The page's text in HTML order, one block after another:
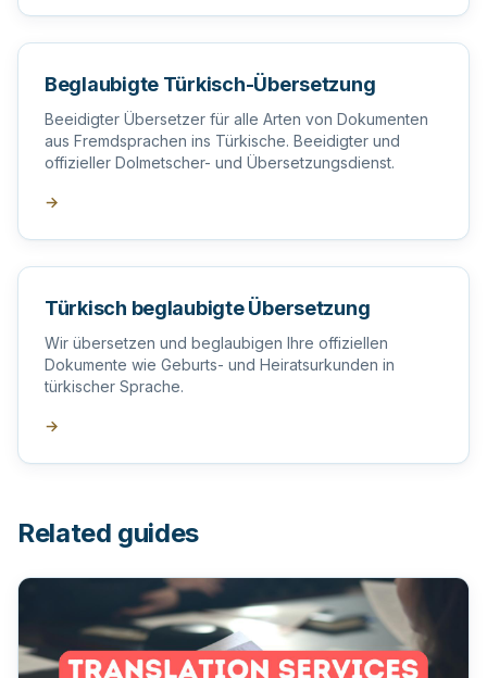
Beglaubigte Türkisch-Übersetzung
Beeidigter Übersetzer für alle Arten von Dokumenten
aus Fremdsprachen ins Türkische. Beeidigter und
offizieller Dolmetscher- und Übersetzungsdienst.
→
Türkisch beglaubigte Übersetzung
Wir übersetzen und beglaubigen Ihre offiziellen
Dokumente wie Geburts- und Heiratsurkunden in
türkischer Sprache.
→
Related guides